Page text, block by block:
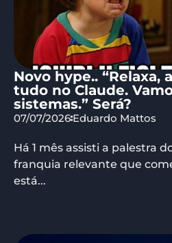
Novo hype.. “Relaxa,
tudo no Claude.
sistemas.” Será?
07/07/2026 Eduardo Mattos
Há 1 mês assisti a palestra
franquia relevante que
está...